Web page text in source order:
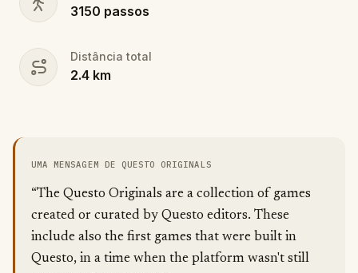
3150 passos
Distância total
2.4 km
UMA MENSAGEM DE QUESTO ORIGINALS
“The Questo Originals are a collection of games
created or curated by Questo editors. These
include also the first games that were built in
Questo, in a time when the platform wasn't still